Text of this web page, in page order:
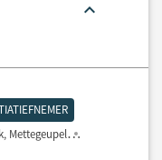
Mettegeupel